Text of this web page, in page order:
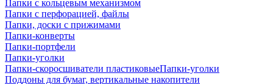
Папки с кольцевым механизмом
Папки с перфорацией, файлы
Папки, доски с прижимами
Папки-конверты
Папки-портфели
Папки-уголки
Папки-скоросшиватели пластиковыеПапки-уголки
Поддоны для бумаг, вертикальные накопители